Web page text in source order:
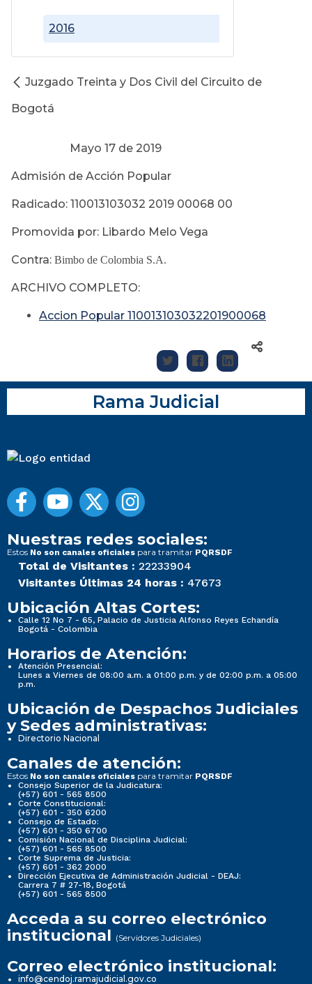
2016
Juzgado Treinta y Dos Civil del Circuito de
Bogotá
Mayo 17 de 2019
Admisión de Acción Popular
Radicado: 110013103032 2019 00068 00
Promovida por: Libardo Melo Vega
Contra: Bimbo de Colombia S.A.
ARCHIVO COMPLETO:
Accion Popular 110013103032201900068
Rama Judicial
Nuestras redes sociales:
Estos No son canales oficiales para tramitar PQRSDF
Total de Visitantes : 22233904
Visitantes Últimas 24 horas : 47673
Ubicación Altas Cortes:
Calle 12 No 7 - 65, Palacio de Justicia Alfonso Reyes Echandía
Bogotá - Colombia
Horarios de Atención:
Atención Presencial:
Lunes a Viernes de 08:00 a.m. a 01:00 p.m. y de 02:00 p.m. a 05:00
p.m.
Ubicación de Despachos Judiciales
y Sedes administrativas:
Directorio Nacional
Canales de atención:
Estos No son canales oficiales para tramitar PQRSDF
Consejo Superior de la Judicatura:
(+57) 601 - 565 8500
Corte Constitucional:
(+57) 601 - 350 6200
Consejo de Estado:
(+57) 601 - 350 6700
Comisión Nacional de Disciplina Judicial:
(+57) 601 - 565 8500
Corte Suprema de Justicia:
(+57) 601 - 362 2000
Dirección Ejecutiva de Administración Judicial - DEAJ:
Carrera 7 # 27-18, Bogotá
(+57) 601 - 565 8500
Acceda a su correo electrónico
institucional (Servidores Judiciales)
Correo electrónico institucional:
info@cendoj.ramajudicial.gov.co